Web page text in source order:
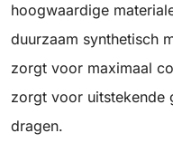
hoogwaardige
duurzaam synthetisch
zorgt voor maximaal
zorgt voor uitstekende
dragen.